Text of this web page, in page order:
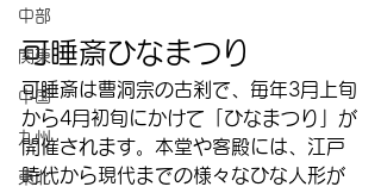
中部
関東
中国
九州
東北
可睡斎ひなまつり
可睡斎は曹洞宗の古刹で、毎年3月上旬
から4月初旬にかけて「ひなまつり」が
開催されます。本堂や客殿には、江戸
時代から現代までの様々なひな人形が